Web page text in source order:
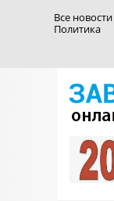
Все новости
Политика